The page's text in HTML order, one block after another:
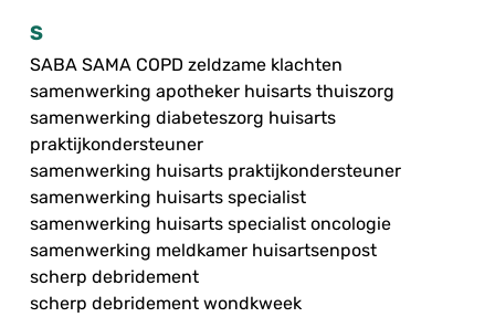
S
SABA SAMA COPD zeldzame klachten
samenwerking apotheker huisarts thuiszorg
samenwerking diabeteszorg huisarts
praktijkondersteuner
samenwerking huisarts praktijkondersteuner
samenwerking huisarts specialist
samenwerking huisarts specialist oncologie
samenwerking meldkamer huisartsenpost
scherp debridement
scherp debridement wondkweek